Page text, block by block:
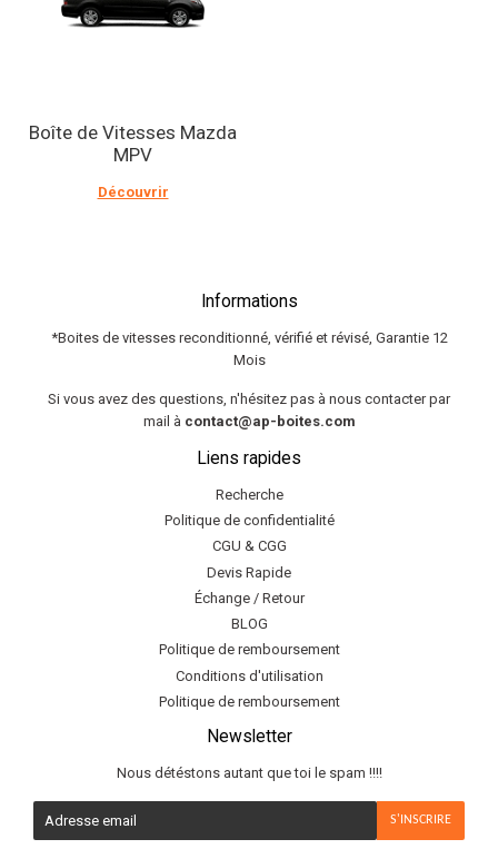
Boîte de Vitesses Mazda
MPV
Découvrir
Informations
*Boites de vitesses reconditionné, vérifié et révisé, Garantie 12
Mois
Si vous avez des questions, n'hésitez pas à nous contacter par
mail à contact@ap-boites.com
Liens rapides
Recherche
Politique de confidentialité
CGU & CGG
Devis Rapide
Échange / Retour
BLOG
Politique de remboursement
Conditions d'utilisation
Politique de remboursement
Newsletter
Nous détéstons autant que toi le spam !!!!
S'INSCRIRE